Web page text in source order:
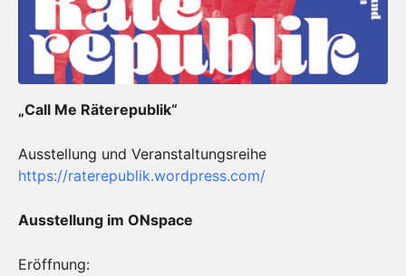
„Call Me Räterepublik“
Ausstellung und Veranstaltungsreihe
https://raterepublik.wordpress.com/
Ausstellung im ONspace
Eröffnung: